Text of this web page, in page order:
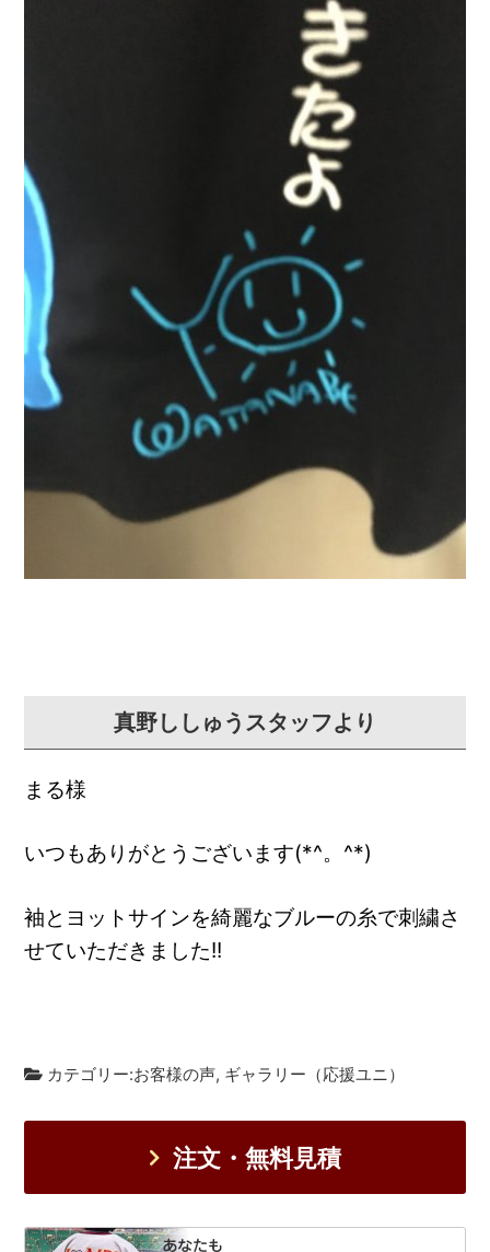
真野ししゅうスタッフより
まる様
いつもありがとうございます(*^。^*)
袖とヨットサインを綺麗なブルーの糸で刺繍さ
せていただきました!!
カテゴリー:お客様の声, ギャラリー（応援ユニ）
注文・無料見積